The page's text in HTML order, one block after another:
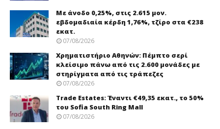
Με άνοδο 0,25%, στις 2.615 μον.
εβδομαδιαία κέρδη 1,76%, τζίρο στα €238
εκατ.
07/08/2026
Χρηματιστήριο Αθηνών: Πέμπτο σερί
κλείσιμο πάνω από τις 2.600 μονάδες με
στηρίγματα από τις τράπεζες
07/08/2026
Trade Εstates: Έναντι €49,35 εκατ., το 50%
του Sofia South Ring Mall
07/08/2026